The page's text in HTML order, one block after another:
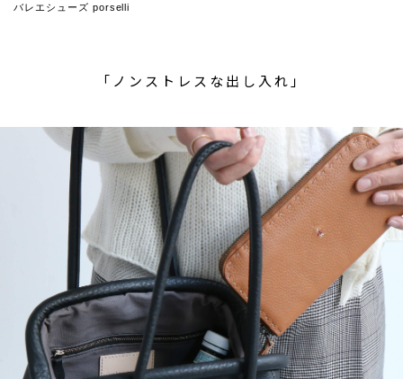
バレエシューズ porselli
「ノンストレスな出し入れ」